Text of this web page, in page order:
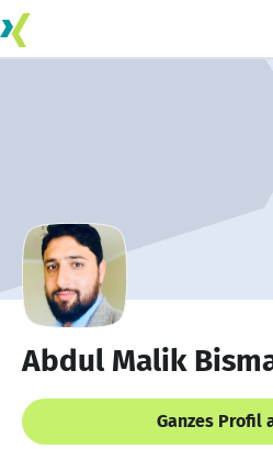
Abdul Malik
Ganzes Profil